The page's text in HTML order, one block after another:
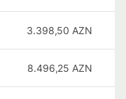
3.398,50 AZN
8.496,25 AZN